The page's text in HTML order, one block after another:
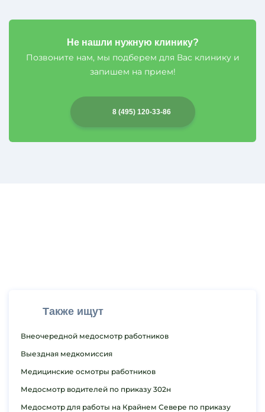
Не нашли нужную клинику?
Позвоните нам, мы подберем для Вас клинику и
запишем на прием!
8 (495) 120-33-86
Также ищут
Внеочередной медосмотр работников
Выездная медкомиссия
Медицинские осмотры работников
Медосмотр водителей по приказу 302н
Медосмотр для работы на Крайнем Севере по приказу